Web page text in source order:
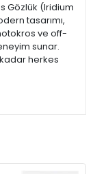
Gözlük (Iridium
tasarımı,
ve off-
sunar.
herkes